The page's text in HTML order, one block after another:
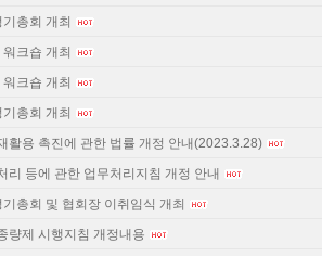
총회 개최
크숍 개최
크숍 개최
총회 개최
활용 촉진에 관한 법률 개정 안내(2023.3.28)
리 등에 관한 업무처리지침 개정 안내
총회 및 협회장 이취임식 개최
량제 시행지침 개정내용